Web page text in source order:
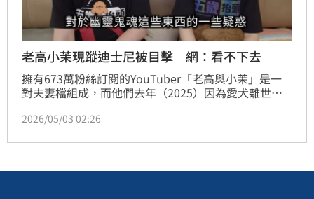
老高小茉現蹤迪士尼被目擊 網：看不下去
擁有673萬粉絲訂閱的YouTuber「老高與小茉」是一
對夫妻檔組成，而他們去年（2025）因為愛犬離世停
製作，讓夫妻早已離婚、AI製片等謠言頻傳。日前有網
們破除傳聞。蔡佩伶報導
2026/05/03 02:26